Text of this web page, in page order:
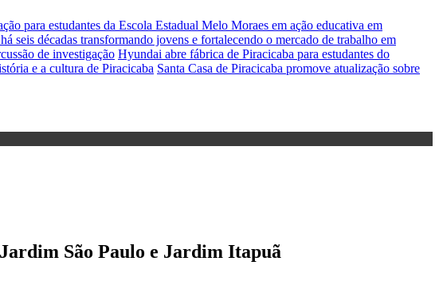
para estudantes da Escola Estadual Melo Moraes em ação educativa em
seis décadas transformando jovens e fortalecendo o mercado de trabalho em
de investigação Hyundai abre fábrica de Piracicaba para estudantes do
e a cultura de Piracicaba Santa Casa de Piracicaba promove atualização sobre
São Paulo e Jardim Itapuã